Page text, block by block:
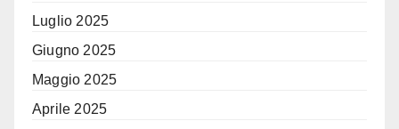
Luglio 2025
Giugno 2025
Maggio 2025
Aprile 2025